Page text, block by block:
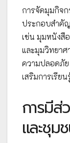
การจัดมุมกิจ
ประกอบสำคั
เช่น มุมหนังสื
และมุมวิทยา
ความปลอดภัย
เสริมการเรีย
การมีส่
และชุม